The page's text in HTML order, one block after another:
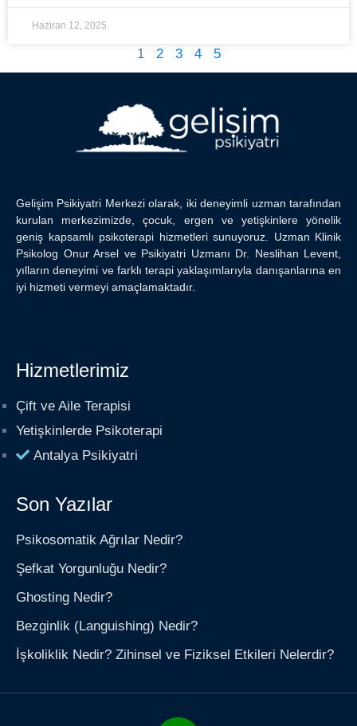
Haziran 12, 2025
1 2 3 4 5
Gelişim Psikiyatri Merkezi olarak, iki deneyimli uzman tarafından
kurulan merkezimizde, çocuk, ergen ve yetişkinlere yönelik
geniş kapsamlı psikoterapi hizmetleri sunuyoruz. Uzman Klinik
Psikolog Onur Arsel ve Psikiyatri Uzmanı Dr. Neslihan Levent,
yılların deneyimi ve farklı terapi yaklaşımlarıyla danışanlarına en
iyi hizmeti vermeyi amaçlamaktadır.
Hizmetlerimiz
Çift ve Aile Terapisi
Yetişkinlerde Psikoterapi
Antalya Psikiyatri
Son Yazılar
Psikosomatik Ağrılar Nedir?
Şefkat Yorgunluğu Nedir?
Ghosting Nedir?
Bezginlik (Languishing) Nedir?
İşkoliklik Nedir? Zihinsel ve Fiziksel Etkileri Nelerdir?